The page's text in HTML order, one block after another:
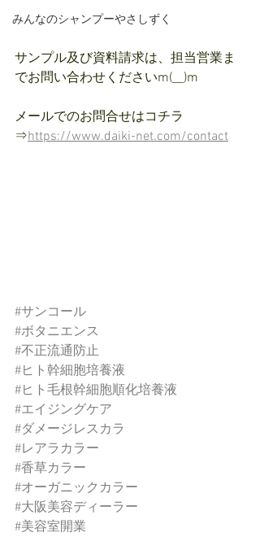
みんなのシャンプーやさしずく
サンプル及び資料請求は、担当営業ま
でお問い合わせくださいm(__)m
メールでのお問合せはコチラ
⇒https://www.daiki-net.com/contact
#サンコール
#ボタニエンス
#不正流通防止
#ヒト幹細胞培養液
#ヒト毛根幹細胞順化培養液
#エイジングケア
#ダメージレスカラ
#レアラカラー
#香草カラー
#オーガニックカラー
#大阪美容ディーラー
#美容室開業